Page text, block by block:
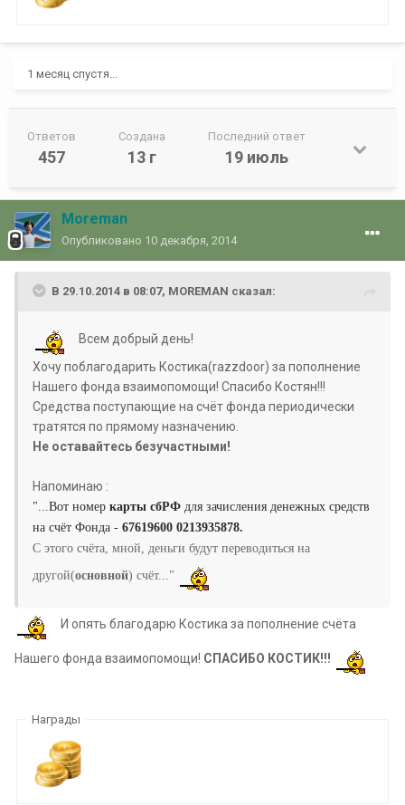
1 месяц спустя...
Ответов
457
Создана
13 г
Последний ответ
19 июль
Moreman
Опубликовано 10 декабря, 2014
В 29.10.2014 в 08:07, MOREMAN сказал:
Всем добрый день!
Хочу поблагодарить Костика(razzdoor) за пополнение
Нашего фонда взаимопомощи! Спасибо Костян!!!
Средства поступающие на счёт фонда периодически
тратятся по прямому назначению.
Не оставайтесь безучастными!
Напоминаю :
"...Вот номер карты сбРФ для зачисления денежных средств
на счёт Фонда - 67619600 0213935878.
С этого счёта, мной, деньги будут переводиться на
другой(основной) счёт..."
И опять благодарю Костика за пополнение счёта
Нашего фонда взаимопомощи! СПАСИБО КОСТИК!!!
Награды